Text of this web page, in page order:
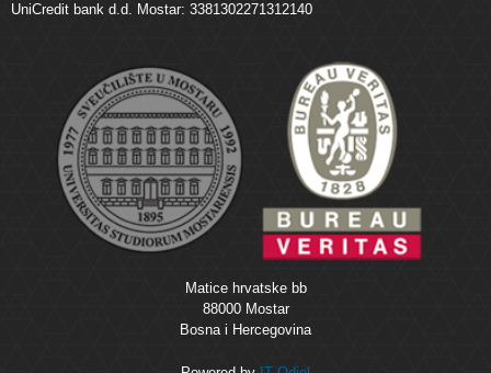
UniCredit bank d.d. Mostar: 3381302271312140
Matice hrvatske bb
88000 Mostar
Bosna i Hercegovina